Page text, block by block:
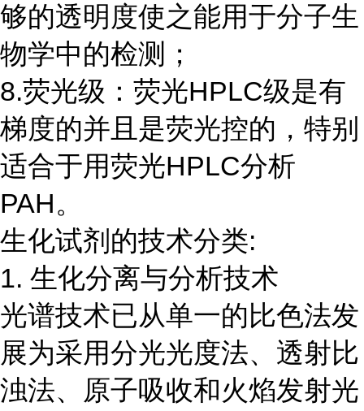
够的透明度使之能用于分子生
物学中的检测；
8.荧光级：荧光HPLC级是有
梯度的并且是荧光控的，特别
适合于用荧光HPLC分析
PAH。
生化试剂的技术分类:
1. 生化分离与分析技术
光谱技术已从单一的比色法发
展为采用分光光度法、透射比
浊法、原子吸收和火焰发射光